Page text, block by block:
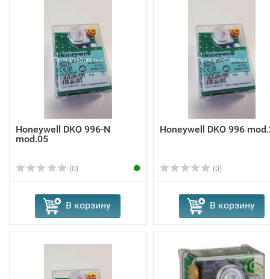
Honeywell DKO 996-N
mod.05
(0)
В корзину
Honeywell DKO 996
(0)
В корзину